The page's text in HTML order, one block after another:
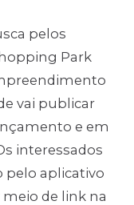
pelos
Park
vai publicar
e em
interessados
pelo aplicativo
de link na